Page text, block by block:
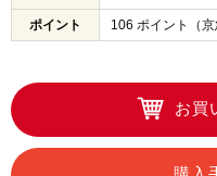
ポイント 106 ポイント（京
お買